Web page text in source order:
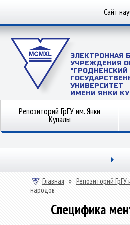
Сайт
ЭЛЕКТРОННАЯ
УЧРЕЖДЕНИЯ
"ГРОДНЕНСКИЙ
УНИВЕРСИТЕТ
ИМЕНИ ЯНКИ
Репозиторий ГрГУ им. Янки
Купалы
Главная » Репозиторий
народов
Специфика